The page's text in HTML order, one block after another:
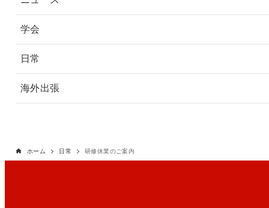
学会
日常
海外出張
ホーム 日常 研修休業のご案内